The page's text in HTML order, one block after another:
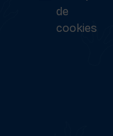
de
cookies